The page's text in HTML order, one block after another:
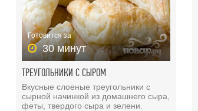
Готовится за
30 минут
ТРЕУГОЛЬНИКИ С СЫРОМ
Вкусные слоеные треугольники с
сырной начинкой из домашнего сыра,
феты, твердого сыра и зелени.